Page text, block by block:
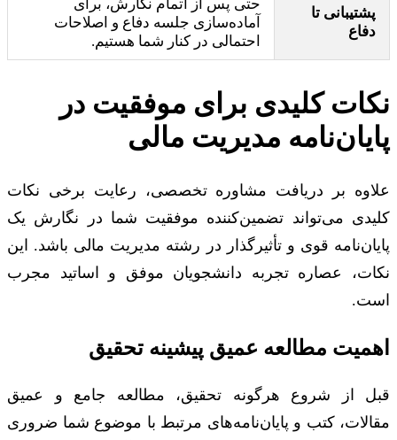
پشتیبانی تا
دفاع
حتی پس از اتمام نگارش، برای
آماده‌سازی جلسه دفاع و اصلاحات
احتمالی در کنار شما هستیم.
نکات کلیدی برای موفقیت در
پایان‌نامه مدیریت مالی
علاوه بر دریافت مشاوره تخصصی، رعایت برخی نکات
کلیدی می‌تواند تضمین‌کننده موفقیت شما در نگارش یک
پایان‌نامه قوی و تأثیرگذار در رشته مدیریت مالی باشد. این
نکات، عصاره تجربه دانشجویان موفق و اساتید مجرب
است.
اهمیت مطالعه عمیق پیشینه تحقیق
قبل از شروع هرگونه تحقیق، مطالعه جامع و عمیق
مقالات، کتب و پایان‌نامه‌های مرتبط با موضوع شما ضروری